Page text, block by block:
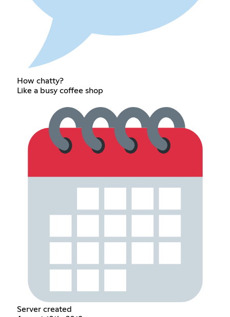
How chatty?
Like a busy coffee shop
Server created